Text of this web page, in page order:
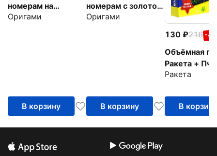
номерам на
подрамнике
Оригами
В корзину
номерам с золотом
на подрамнике
Оригами
В корзину
130 216 -
Объёмная
Ракета +
Ракета
В корзину